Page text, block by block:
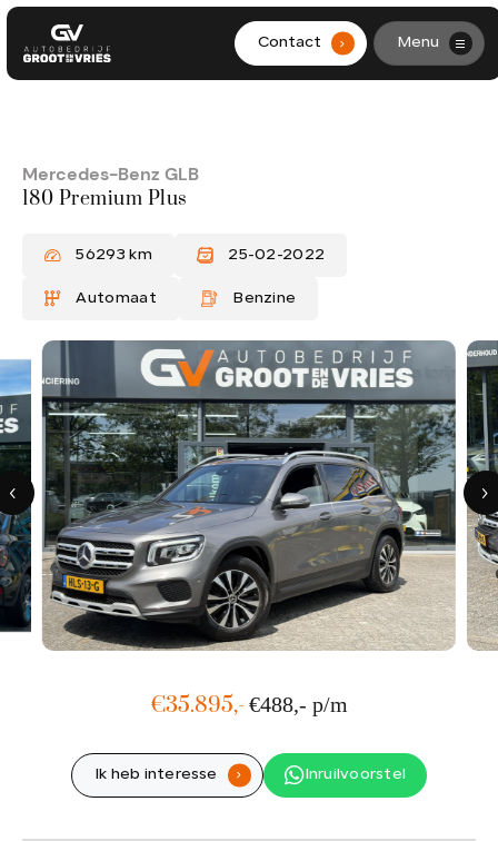
Contact . Menu
WERKPLAATS
CONTACT
0299-361562
info@grootendevries.nl
Showroom adres
Ohmstraat 1
1446 TCPurmerend
Werkplaats adres
Hyacintenstraat 36A
1131 HWVolendam
Mercedes-Benz GLB
180 Premium Plus
56293 km 25-02-2022
Automaat Benzine
€35.895,- €488,- p/m
Ik heb interesse . Inruilvoorstel